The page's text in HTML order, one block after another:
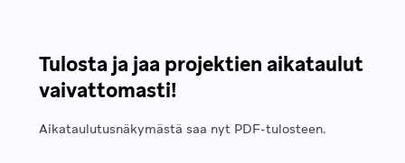
Tulosta ja jaa projektien aikataulut
vaivattomasti!
Aikataulutusnäkymästä saa nyt PDF-tulosteen.